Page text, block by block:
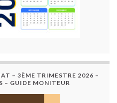
– 3ÈME TRIMESTRE 2026 –
– GUIDE MONITEUR